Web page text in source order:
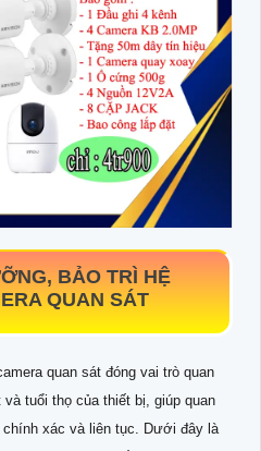
BẢO TRÌ HỆ
QUAN SÁT
quan sát đóng vai trò quan
tuổi thọ của thiết bị, giúp quan
xác và liên tục. Dưới đây là